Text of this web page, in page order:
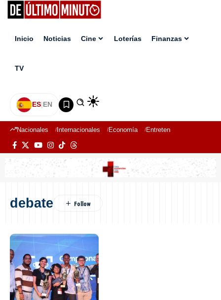
Inicio Noticias Cine Loterías Finanzas
TV
ES|EN
Nacionales Internacionales Economía Entretenimiento
debate